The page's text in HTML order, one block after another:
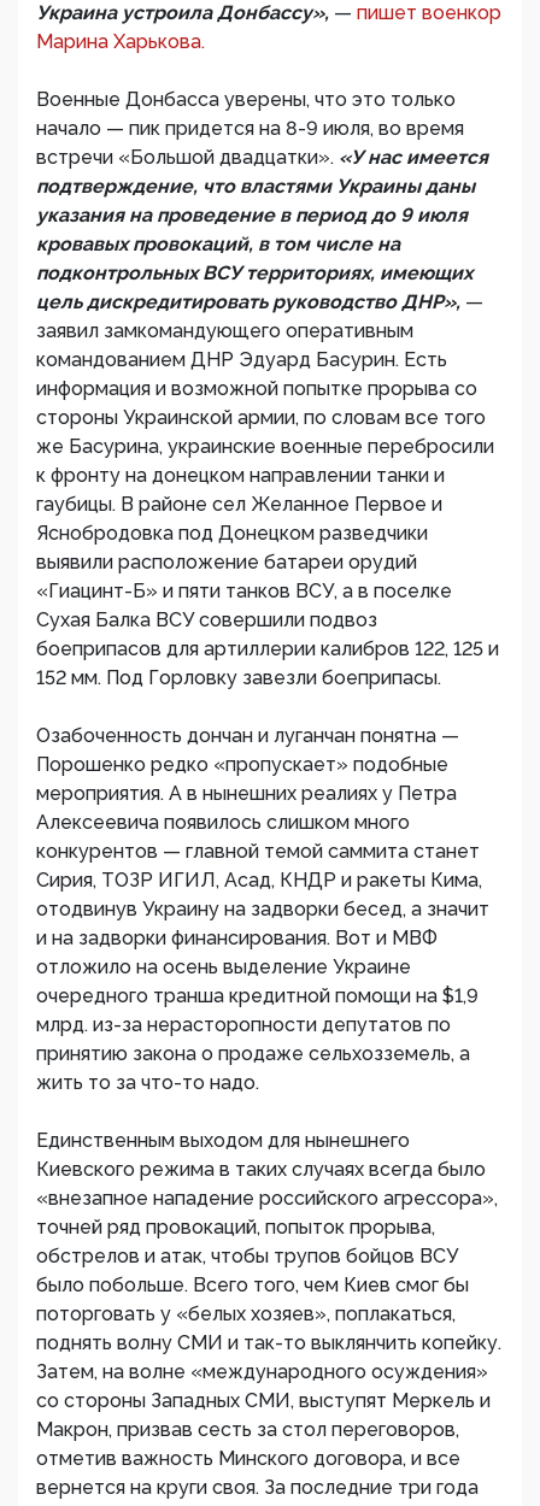
Украина устроила Донбассу», — пишет военкор
Марина Харькова.
Военные Донбасса уверены, что это только
начало — пик придется на 8-9 июля, во время
встречи «Большой двадцатки». «У нас имеется
подтверждение, что властями Украины даны
указания на проведение в период до 9 июля
кровавых провокаций, в том числе на
подконтрольных ВСУ территориях, имеющих
цель дискредитировать руководство ДНР», —
заявил замкомандующего оперативным
командованием ДНР Эдуард Басурин. Есть
информация и возможной попытке прорыва со
стороны Украинской армии, по словам все того
же Басурина, украинские военные перебросили
к фронту на донецком направлении танки и
гаубицы. В районе сел Желанное Первое и
Яснобродовка под Донецком разведчики
выявили расположение батареи орудий
«Гиацинт-Б» и пяти танков ВСУ, а в поселке
Сухая Балка ВСУ совершили подвоз
боеприпасов для артиллерии калибров 122, 125 и
152 мм. Под Горловку завезли боеприпасы.
Озабоченность дончан и луганчан понятна —
Порошенко редко «пропускает» подобные
мероприятия. А в нынешних реалиях у Петра
Алексеевича появилось слишком много
конкурентов — главной темой саммита станет
Сирия, ТОЗР ИГИЛ, Асад, КНДР и ракеты Кима,
отодвинув Украину на задворки бесед, а значит
и на задворки финансирования. Вот и МВФ
отложило на осень выделение Украине
очередного транша кредитной помощи на $1,9
млрд. из-за нерасторопности депутатов по
принятию закона о продаже сельхозземель, а
жить то за что-то надо.
Единственным выходом для нынешнего
Киевского режима в таких случаях всегда было
«внезапное нападение российского агрессора»,
точней ряд провокаций, попыток прорыва,
обстрелов и атак, чтобы трупов бойцов ВСУ
было побольше. Всего того, чем Киев смог бы
поторговать у «белых хозяев», поплакаться,
поднять волну СМИ и так-то выклянчить копейку.
Затем, на волне «международного осуждения»
со стороны Западных СМИ, выступят Меркель и
Макрон, призвав сесть за стол переговоров,
отметив важность Минского договора, и все
вернется на круги своя. За последние три года